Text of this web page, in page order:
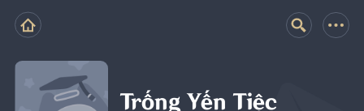
Trống Yến Tiệc